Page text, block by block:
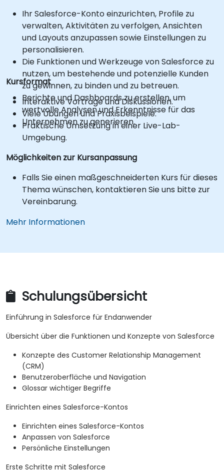
Ihr Salesforce-Konto einzurichten, Profile zu
verwalten, Aktivitäten zu verfolgen, Ansichten
und Layouts anzupassen sowie Einstellungen zu
personalisieren.
Die Funktionen und Werkzeuge von Salesforce zu
nutzen, um bestehende und potenzielle Kunden
zu gewinnen, zu binden und zu betreuen.
Berichte und Dashboards zu erstellen, um
wertvolle Analysen und Erkenntnisse für das
Unternehmen zu generieren.
Kursformat
Interaktive Vorträge und Diskussionen.
Viele Übungen und Praxisbeispiele.
Praktische Umsetzung in einer Live-Lab-
Umgebung.
Möglichkeiten zur Kursanpassung
Falls Sie einen maßgeschneiderten Kurs für dieses
Thema wünschen, kontaktieren Sie uns bitte zur
Vereinbarung.
Mehr Informationen
Schulungsübersicht
Einführung in Salesforce für Endanwender
Übersicht über die Funktionen und Konzepte von Salesforce
Konzepte des Customer Relationship Management
(CRM)
Benutzeroberfläche und Navigation
Glossar wichtiger Begriffe
Einrichten eines Salesforce-Kontos
Einrichten eines Salesforce-Kontos
Anpassen von Salesforce
Persönliche Einstellungen
Erste Schritte mit Salesforce